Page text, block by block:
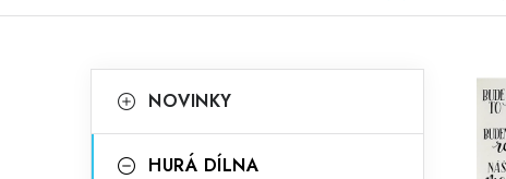
okategorie
a
NOVINKY
HURÁ DÍLNA